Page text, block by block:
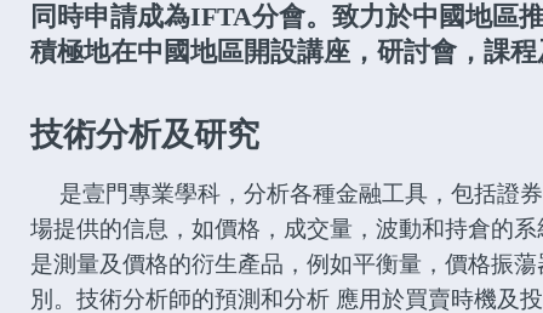
同時申請成為IFTA分會。致力於中國地區
積極地在中國地區開設講座，研討會，課
技術分析及研究
是壹門專業學科，分析各種金融工具，包括證
場提供的信息，如價格，成交量，波動和持倉的
是測量及價格的衍生產品，例如平衡量，價格振
別。技術分析師的預測和分析 應用於買賣時機及